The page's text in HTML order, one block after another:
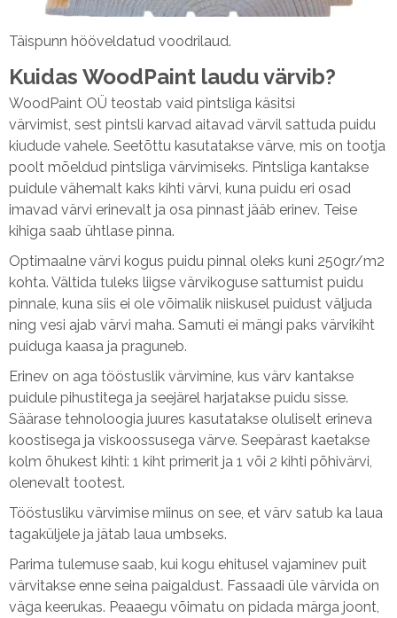
Täispunn hööveldatud voodrilaud.
Kuidas WoodPaint laudu värvib?
WoodPaint OÜ teostab vaid pintsliga käsitsi
värvimist, sest pintsli karvad aitavad värvil sattuda puidu
kiudude vahele. Seetõttu kasutatakse värve, mis on tootja
poolt mõeldud pintsliga värvimiseks. Pintsliga kantakse
puidule vähemalt kaks kihti värvi, kuna puidu eri osad
imavad värvi erinevalt ja osa pinnast jääb erinev. Teise
kihiga saab ühtlase pinna.
Optimaalne värvi kogus puidu pinnal oleks kuni 250gr/m2
kohta. Vältida tuleks liigse värvikoguse sattumist puidu
pinnale, kuna siis ei ole võimalik niiskusel puidust väljuda
ning vesi ajab värvi maha. Samuti ei mängi paks värvikiht
puiduga kaasa ja praguneb.
Erinev on aga tööstuslik värvimine, kus värv kantakse
puidule pihustitega ja seejärel harjatakse puidu sisse.
Säärase tehnoloogia juures kasutatakse oluliselt erineva
koostisega ja viskoossusega värve. Seepärast kaetakse
kolm õhukest kihti: 1 kiht primerit ja 1 või 2 kihti põhivärvi,
olenevalt tootest.
Tööstusliku värvimise miinus on see, et värv satub ka laua
tagaküljele ja jätab laua umbseks.
Parima tulemuse saab, kui kogu ehitusel vajaminev puit
värvitakse enne seina paigaldust. Fassaadi üle värvida on
väga keerukas. Peaaegu võimatu on pidada märga joont,